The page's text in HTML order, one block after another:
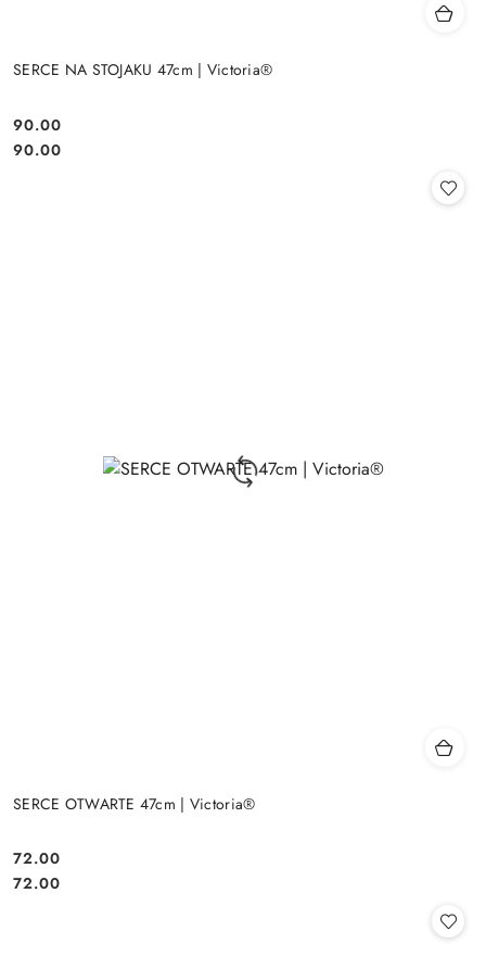
SERCE NA STOJAKU 47cm | Victoria®
Cena:
90.00
Cena:
90.00
SERCE OTWARTE 47cm | Victoria®
Cena:
72.00
Cena:
72.00